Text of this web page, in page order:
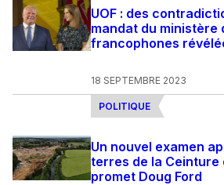
UOF : des
mandat du ministère
francophones
18 SEPTEMBRE 2023
POLITIQUE
Un nouvel examen
terres de la Ceinture
promet Doug Ford